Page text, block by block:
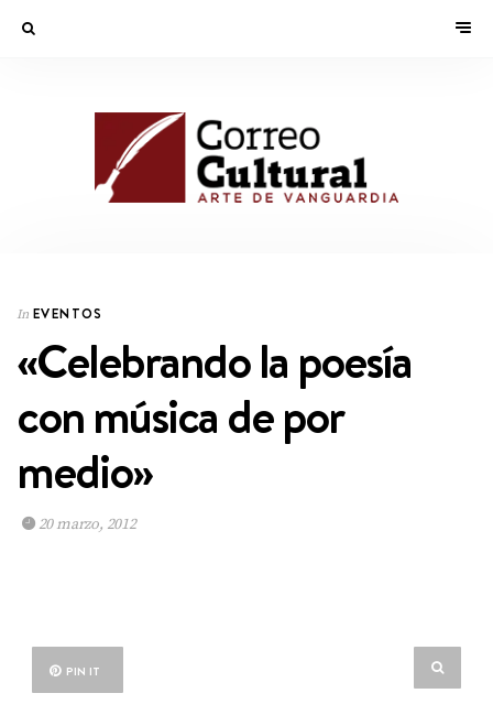
In EVENTOS
«Celebrando la poesía
con música de por
medio»
20 marzo, 2012
PIN IT